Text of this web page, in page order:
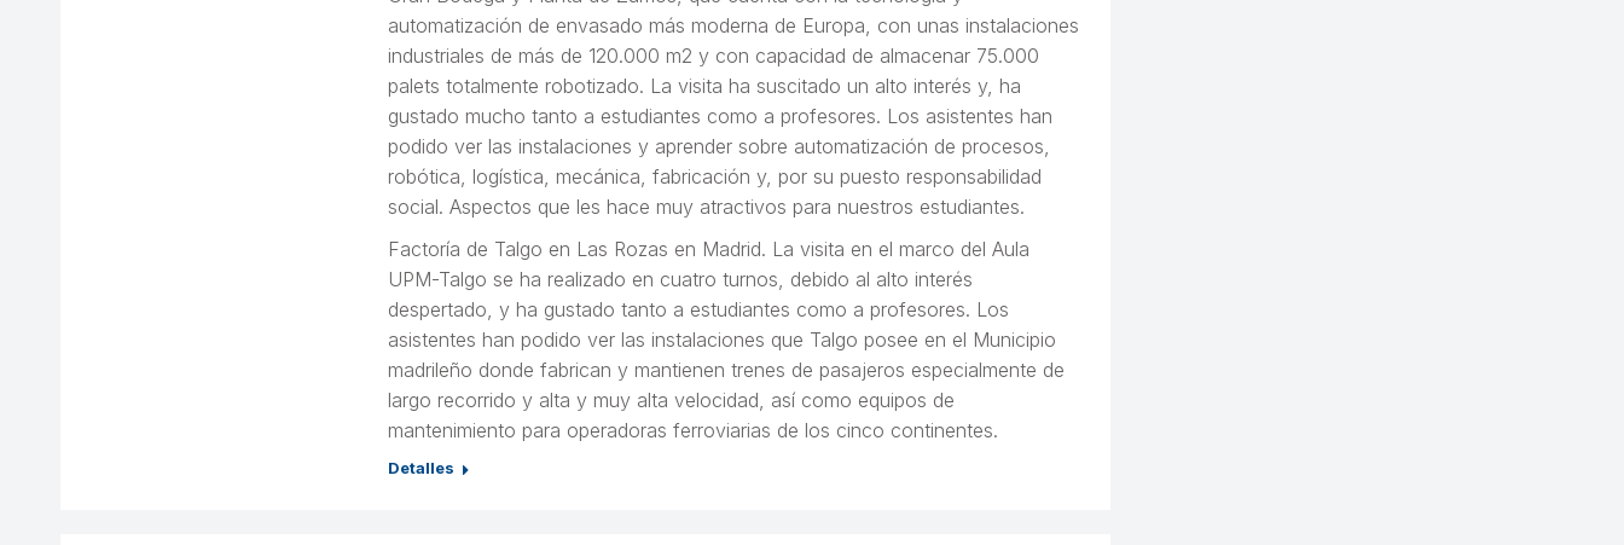
automatización de envasado más moderna de Europa, con unas instalaciones
industriales de más de 120.000 m2 y con capacidad de almacenar 75.000
palets totalmente robotizado. La visita ha suscitado un alto interés y, ha
gustado mucho tanto a estudiantes como a profesores. Los asistentes han
podido ver las instalaciones y aprender sobre automatización de procesos,
robótica, logística, mecánica, fabricación y, por su puesto responsabilidad
social. Aspectos que les hace muy atractivos para nuestros estudiantes.
Factoría de Talgo en Las Rozas en Madrid. La visita en el marco del Aula
UPM-Talgo se ha realizado en cuatro turnos, debido al alto interés
despertado, y ha gustado tanto a estudiantes como a profesores. Los
asistentes han podido ver las instalaciones que Talgo posee en el Municipio
madrileño donde fabrican y mantienen trenes de pasajeros especialmente de
largo recorrido y alta y muy alta velocidad, así como equipos de
mantenimiento para operadoras ferroviarias de los cinco continentes.
Detalles